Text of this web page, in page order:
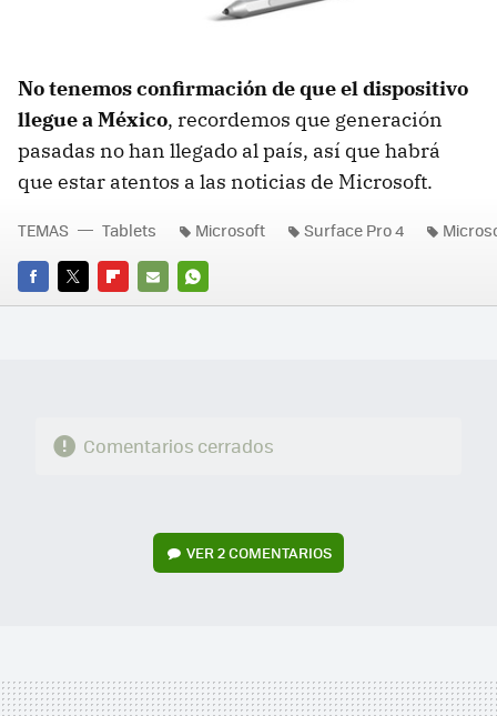
No tenemos confirmación de que el dispositivo
llegue a México, recordemos que generación
pasadas no han llegado al país, así que habrá
que estar atentos a las noticias de Microsoft.
FACEBOOK
TWITTERFLIPBOARD
E-
WHATSAPP
TEMAS Tablets Microsoft Surface Pro 4
Comentarios cerrados
VER2 COMENTARIOS